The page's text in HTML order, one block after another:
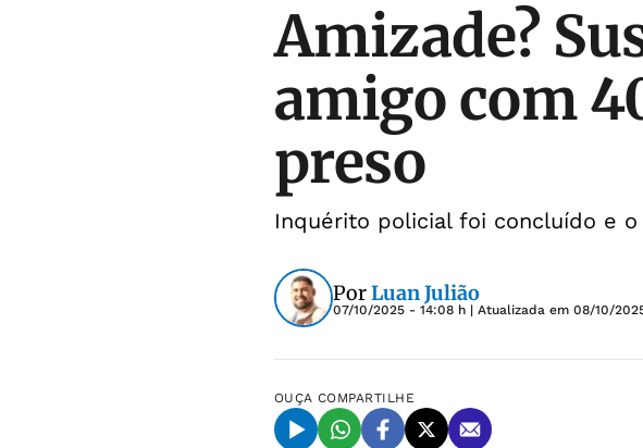
Amizade?
amigo com
preso
Inquérito policial foi concluído e
PorLuan Julião
07/10/2025 - 14:08 h | Atualizada em 08/10/
OUÇA COMPARTILHE